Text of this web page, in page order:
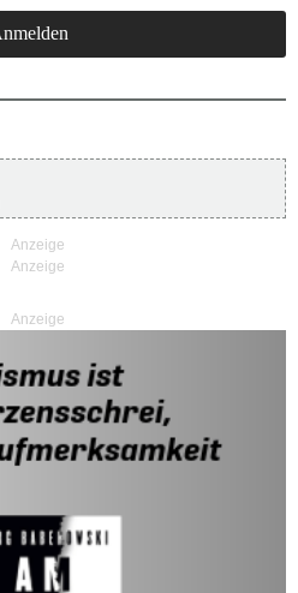
Anzeige